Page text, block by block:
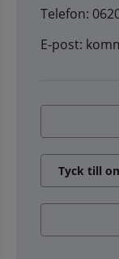
Telefon:
E-post:
Tyck till